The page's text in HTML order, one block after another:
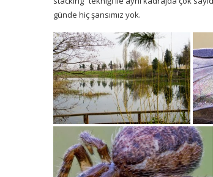
günde hiç şansımız yok.